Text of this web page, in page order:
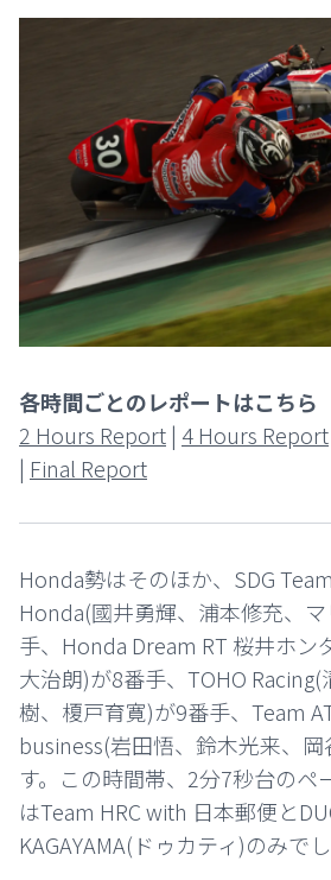
各時間ごとのレポートはこちら
2 Hours Report | 4 Hours Report
| Final Report
Honda勢はそのほか、SDG
Honda(國井勇輝、浦本修充、
手、Honda Dream RT 桜井ホン
大治朗)が8番手、TOHO
樹、榎戸育寛)が9番手、Team
business(岩田悟、鈴木光来、
す。この時間帯、2分7秒台のペ
はTeam HRC with 日本郵便と
KAGAYAMA(ドゥカティ)のみでし